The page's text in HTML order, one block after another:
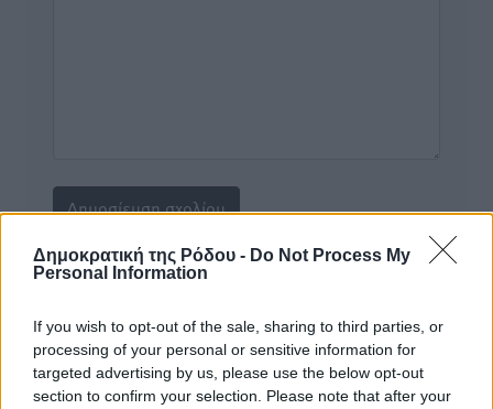
Δημοκρατική της Ρόδου - Do Not Process My
Personal Information
If you wish to opt-out of the sale, sharing to third parties, or
processing of your personal or sensitive information for
targeted advertising by us, please use the below opt-out
section to confirm your selection. Please note that after your
Για την μερική αναπαραγωγή της είδησης από άλλες
ιστοσελίδες είναι απαραίτητη η χρήση του παρακάτω
παρεχόμενου συνδέσμου παραπομπής προς το άρθρο